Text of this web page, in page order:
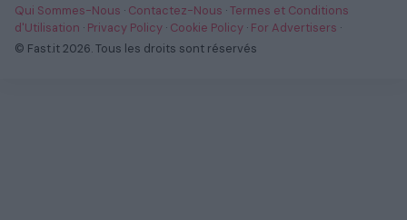
Qui Sommes-Nous · Contactez-Nous ·Termes et Conditions
d'Utilisation · Privacy Policy · Cookie Policy · For Advertisers ·
© Fast.it 2026. Tous les droits sont réservés